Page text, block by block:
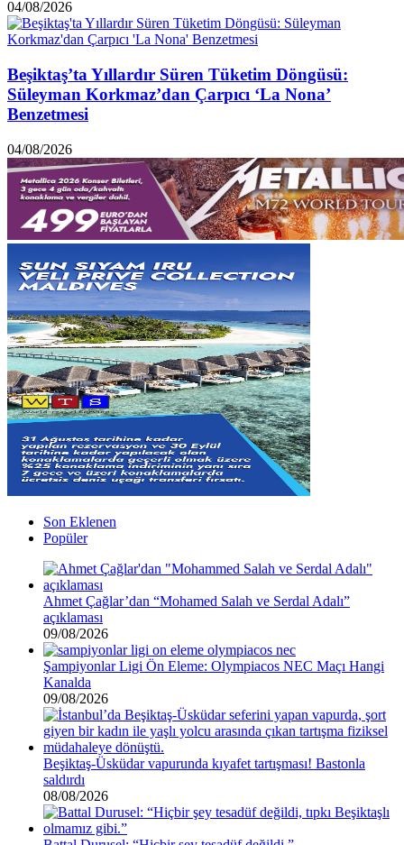
04/08/2026
Beşiktaş’ta Yıllardır Süren Tüketim Döngüsü:
Süleyman Korkmaz’dan Çarpıcı ‘La Nona’
Benzetmesi
04/08/2026
Son Eklenen
Popüler
Ahmet Çağlar’dan “Mohamed Salah ve Serdal Adalı”
açıklaması
09/08/2026
Şampiyonlar Ligi Ön Eleme: Olympiacos NEC Maçı Hangi
Kanalda
09/08/2026
Beşiktaş-Üsküdar vapurunda kıyafet tartışması! Bastonla
saldırdı
08/08/2026